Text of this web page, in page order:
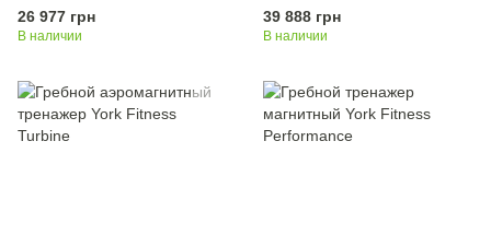
желтый
26 977 грн
В наличии
RESISTANT
39 888 грн
В наличии